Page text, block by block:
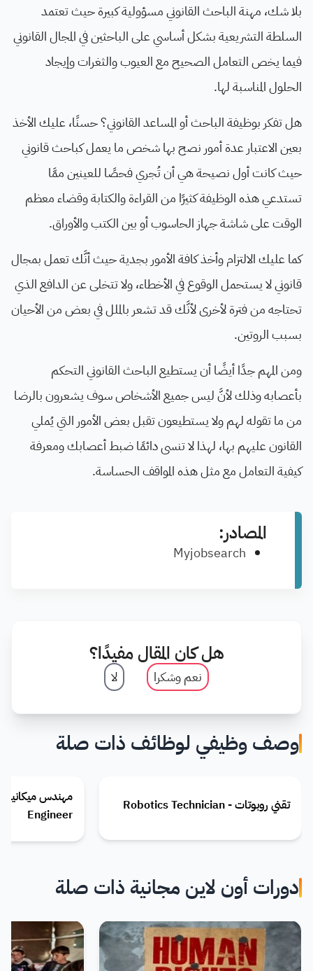
بلا شك، مهنة الباحث القانوني مسؤولية كبيرة حيث تعتمد
السلطة التشريعية بشكل أساسي على الباحثين في المجال القانوني
فيما يخص التعامل الصحيح مع العيوب والثغرات وإيجاد
الحلول المناسبة لها.
هل تفكر بوظيفة الباحث أو المساعد القانوني؟ حسنًا، عليك الأخذ
بعين الاعتبار عدة أمور نصح بها شخص ما يعمل كباحث قانوني
حيث كانت أول نصيحة هي أن تُجري فحصًا للعينين ممَّا
تستدعي هذه الوظيفة كثيرًا من القراءة والكتابة وقضاء معظم
الوقت على شاشة جهاز الحاسوب أو بين الكتب والأوراق.
كما عليك الالتزام وأخذ كافة الأمور بجدية حيث أنَّك تعمل بمجال
قانوني لا يستحمل الوقوع في الأخطاء، ولا تتخلى عن الدافع الذي
تحتاجه من فترة لأخرى لأنَّك قد تشعر بالملل في بعض من الأحيان
بسبب الروتين.
ومن المهم جدًا أيضًا أن يستطيع الباحث القانوني التحكم
بأعصابه وذلك لأنَّ ليس جميع الأشخاص سوف يشعرون بالرضا
من ما تقوله لهم ولا يستطيعون تقبل بعض الأمور التي يُملي
القانون عليهم بها، لهذا لا تنسى دائمًا ضبط أعصابك ومعرفة
كيفية التعامل مع مثل هذه المواقف الحساسة.
المصادر:
Myjobsearch
هل كان المقال مفيدًا؟
نعم وشكرا لا
وصف وظيفي لوظائف ذات صلة
تقني روبوتات - Robotics Technician
Engineer
دورات أون لاين مجانية ذات صلة